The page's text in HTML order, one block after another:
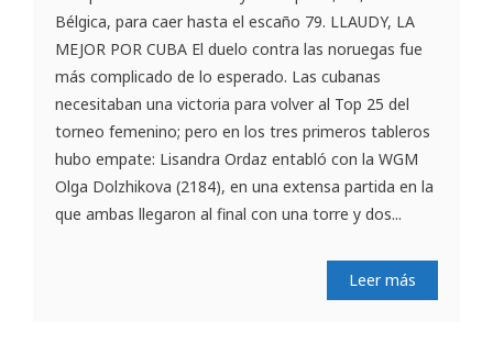
Bélgica, para caer hasta el escaño 79. LLAUDY, LA
MEJOR POR CUBA El duelo contra las noruegas fue
más complicado de lo esperado. Las cubanas
necesitaban una victoria para volver al Top 25 del
torneo femenino; pero en los tres primeros tableros
hubo empate: Lisandra Ordaz entabló con la WGM
Olga Dolzhikova (2184), en una extensa partida en la
que ambas llegaron al final con una torre y dos...
Leer más